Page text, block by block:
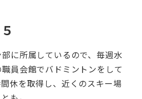
に所属しているので、毎週水
員会館でバドミントンをして
休を取得し、近くのスキー場